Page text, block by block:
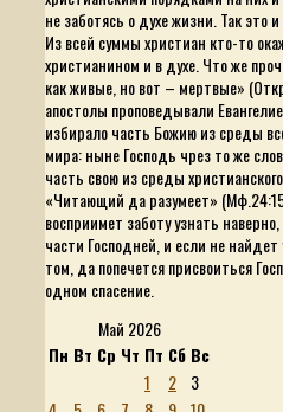
не заботясь о духе жизни. Так это
Из всей суммы христиан кто-то
христианином и в духе. Что же
как живые, но вот – мертвые»
апостолы проповедывали
избирало часть Божию из среды
мира: ныне Господь чрез то же
часть свою из среды
«Читающий да разумеет»
восприимет заботу узнать
части Господней, и если не
том, да попечется присвоиться
одном спасение.
Май 2026
Пн Вт Ср Чт Пт Сб Вс
1 2
3